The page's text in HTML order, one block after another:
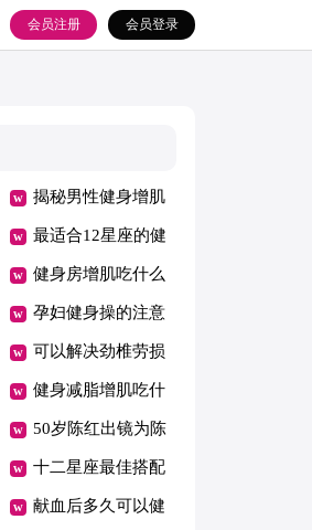
会员登录
会员注册
揭秘男性健身增肌
秘密
最适合12星座的健
身减压操
健身房增肌吃什么
孕妇健身操的注意
事项
可以解决劲椎劳损
的健身操
健身减脂增肌吃什
么
50岁陈红出镜为陈
凯歌庆生身段仍像
20岁少女健身真的
十二星座最佳搭配
献血后多久可以健